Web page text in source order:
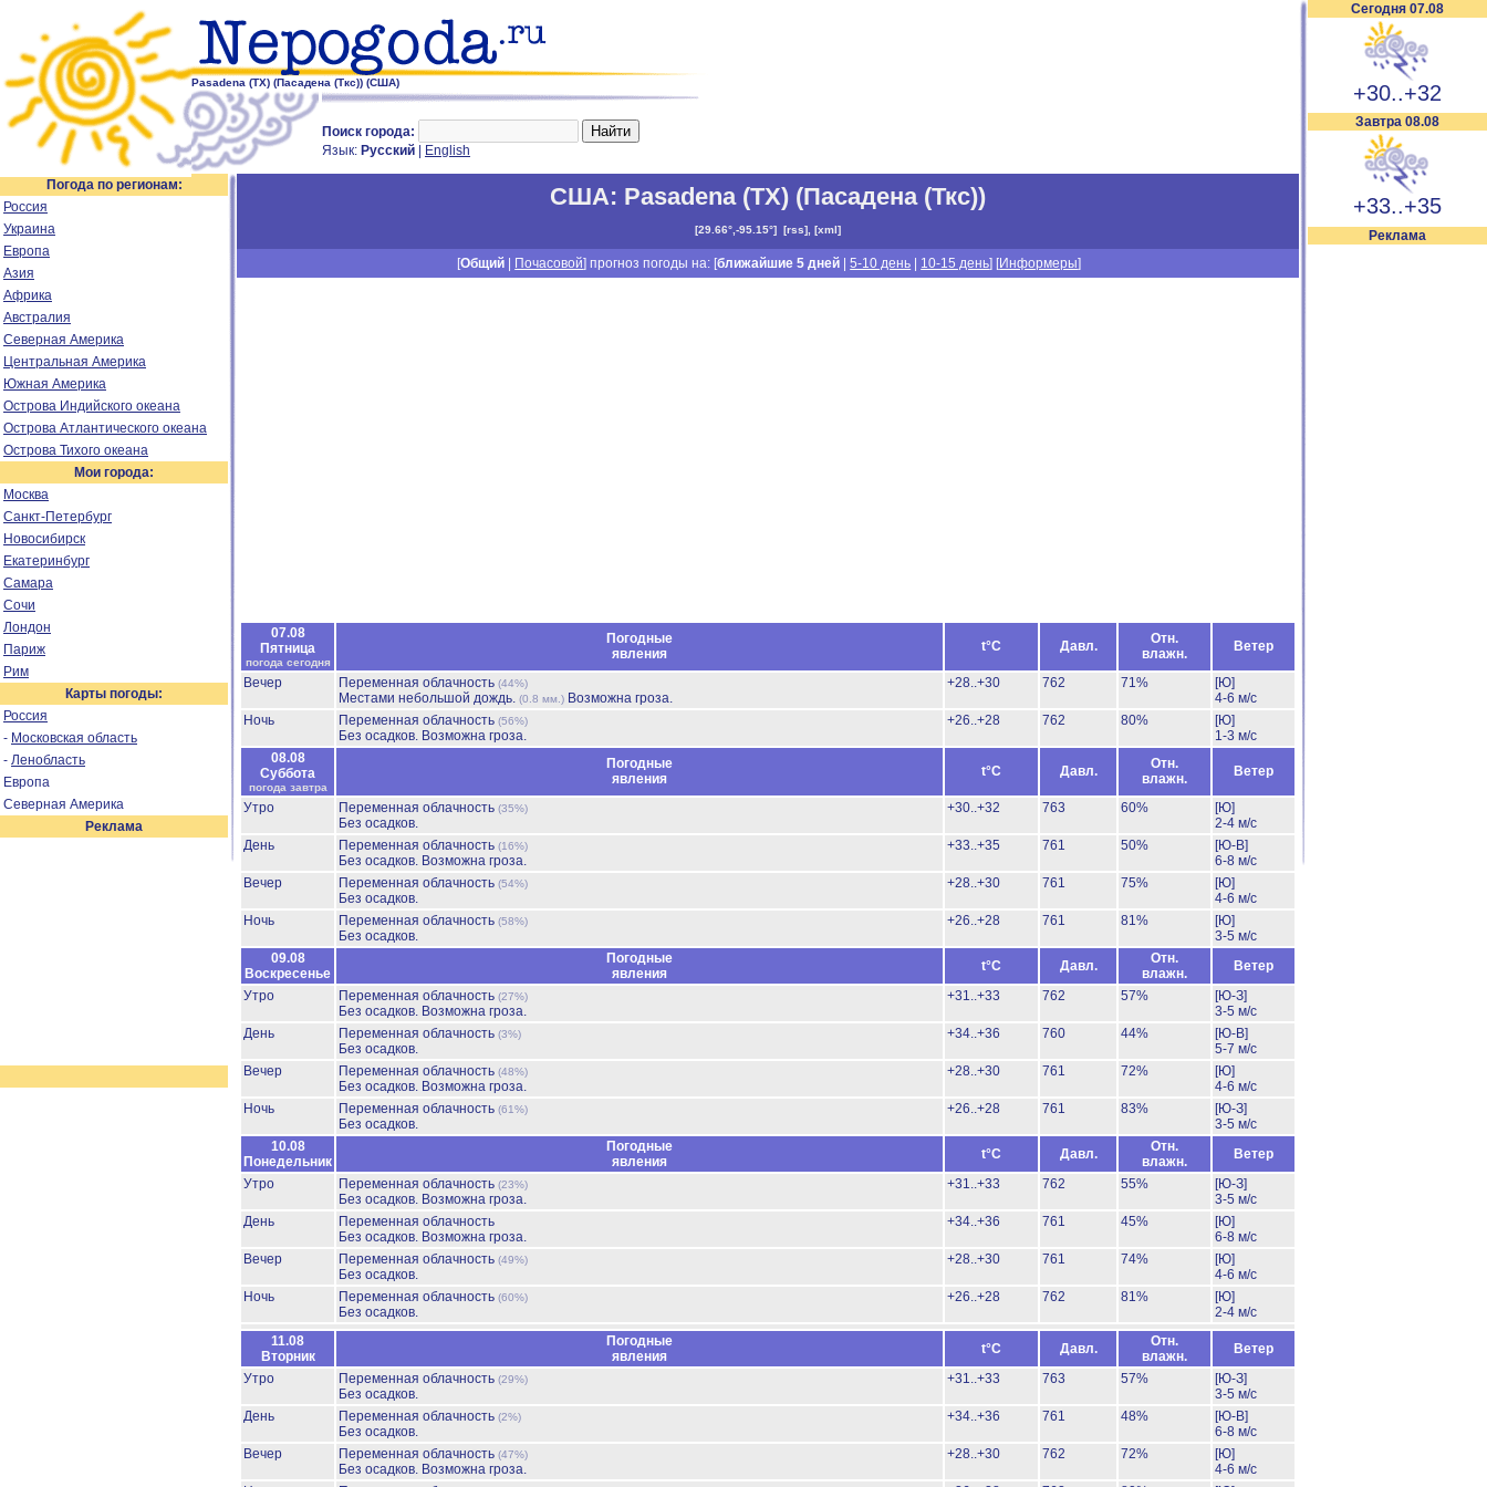
Pasadena (TX) (Пасадена (Ткс)) (США)
Поиск города:
Язык: Русский English
Сегодня 07.08
+30..+32
Завтра 08.08
+33..+35
Реклама
Погода по регионам:
Россия
Украина
Европа
Азия
Африка
Австралия
Северная Америка
Центральная Америка
Южная Америка
Острова Индийского океана
Острова Атлантического океана
Острова Тихого океана
Мои города:
Москва
Санкт-Петербург
Новосибирск
Екатеринбург
Самара
Сочи
Лондон
Париж
Рим
Карты погоды:
Россия
- Московская область
- Ленобласть
Европа
Северная Америка
Реклама
США: Pasadena (TX) (Пасадена (Ткс))
[29.66°,-95.15°] [rss], [xml]
[Общий Почасовой] прогноз погоды на: [ближайшие 5 дней |5-10 день 10-15 день] [Информеры]
07.08
Пятница
погода сегодня
Погодные
явления
t°C Давл.
Отн.
влажн.
Ветер
Вечер Переменная облачность (44%)
Местами небольшой дождь. (0.8 мм.) Возможна гроза.
+28..+30 762 71%
[Ю]
4-6 м/с
Ночь
Переменная облачность (56%)
Без осадков. Возможна гроза.
+26..+28 762 80%
[Ю]
1-3 м/с
08.08
Суббота
погода завтра
Погодные
явления
t°C Давл.
Отн.
влажн.
Ветер
Утро Переменная облачность (35%)
Без осадков.
+30..+32 763 60%
[Ю]
2-4 м/с
День
Переменная облачность (16%)
Без осадков. Возможна гроза.
+33..+35 761 50%
[Ю-В]
6-8 м/с
Вечер
Переменная облачность (54%)
Без осадков.
+28..+30 761 75%
[Ю]
4-6 м/с
Ночь
Переменная облачность (58%)
Без осадков.
+26..+28 761 81%
[Ю]
3-5 м/с
09.08
Воскресенье
Погодные
явления
t°C Давл.
Отн.
влажн.
Ветер
Утро
Переменная облачность (27%)
Без осадков. Возможна гроза.
+31..+33 762 57%
[Ю-З]
3-5 м/с
День
Переменная облачность (3%)
Без осадков.
+34..+36 760 44%
[Ю-В]
5-7 м/с
Вечер
Переменная облачность (48%)
Без осадков. Возможна гроза.
+28..+30 761 72%
[Ю]
4-6 м/с
Ночь
Переменная облачность (61%)
Без осадков.
+26..+28 761 83%
[Ю-З]
3-5 м/с
10.08
Понедельник
Погодные
явления
t°C Давл.
Отн.
влажн.
Ветер
Утро
Переменная облачность (23%)
Без осадков. Возможна гроза.
+31..+33 762 55%
[Ю-З]
3-5 м/с
День
Переменная облачность
Без осадков. Возможна гроза.
+34..+36 761 45%
[Ю]
6-8 м/с
Вечер
Переменная облачность (49%)
Без осадков.
+28..+30 761 74%
[Ю]
4-6 м/с
Ночь
Переменная облачность (60%)
Без осадков.
+26..+28 762 81%
[Ю]
2-4 м/с
11.08
Вторник
Погодные
явления
t°C Давл.
Отн.
влажн.
Ветер
Утро
Переменная облачность (29%)
Без осадков.
+31..+33 763 57%
[Ю-З]
3-5 м/с
День
Переменная облачность (2%)
Без осадков.
+34..+36 761 48%
[Ю-В]
6-8 м/с
Вечер
Переменная облачность (47%)
Без осадков. Возможна гроза.
+28..+30 762 72%
[Ю]
4-6 м/с